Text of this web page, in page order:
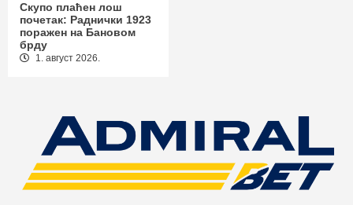
Скупо плаћен лош
почетак: Раднички 1923
поражен на Бановом
брду
1. август 2026.